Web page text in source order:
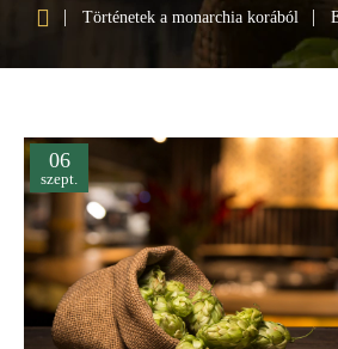
Történetek a monarchia korából
06
szept.